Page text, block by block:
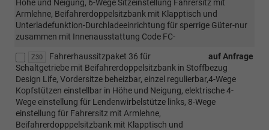
Höhe und Neigung, 6-Wege Sitzeinstellung Fahrersitz mit
Armlehne, Beifahrerdoppelsitzbank mit Klapptisch und
Unterladefunktion-Durchladeeinrichtung für sperrige Güter-nur
zusammen mit Innenausstattung Code FC-
Z30 auf Anfrage
Fahrerhaussitzpaket 36 für
Schaltgetriebe mit Beifahrerdoppelsitzbank in Stoffbezug
Design Life, Vordersitze beheizbar, einzel regulierbar,4-Wege
Kopfstützen einstellbar in Höhe und Neigung, elektrische 4-
Wege einstellung für Lendenwirbelstütze links, 8-Wege
einstellung für Fahrersitz mit Armlehne,
Beifahrerdopppelsitzbank mit Klapptisch und